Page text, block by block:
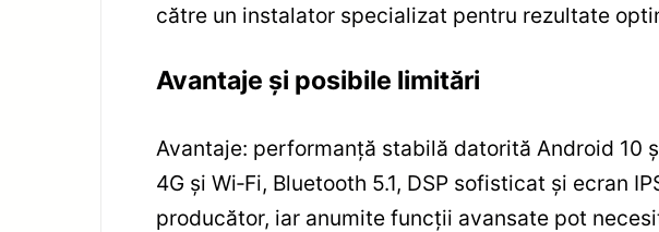
către un instalator specializat pentru rezultate
Avantaje și posibile limitări
Avantaje: performanță stabilă datorită Android 10
4G și Wi‑Fi, Bluetooth 5.1, DSP sofisticat și ecran
producător, iar anumite funcții avansate pot